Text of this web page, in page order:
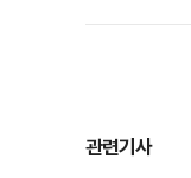
관련기사